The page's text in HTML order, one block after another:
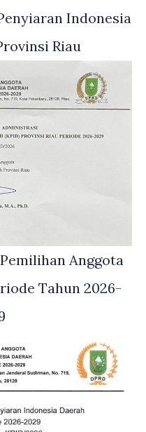
Indonesia
Riau
Anggota
Tahun 2026-